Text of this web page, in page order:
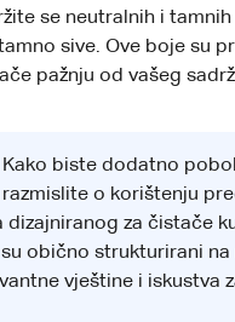
se neutralnih i
sive. Ove boje su
pažnju od vašeg
Kako biste dodatno
o korištenju
dizajniranog za čistače
obično strukturirani na
vještine i iskustva